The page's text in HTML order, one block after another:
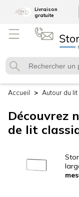
Livraison
gratuite
Accueil Autour du lit
Découvrez
de lit